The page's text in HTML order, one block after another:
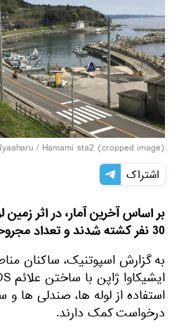
/ Hamami sta2 (cropped image)
اشتراک
بر اساس آخرین آمار، در اثر
30 نفر کشته شدند و تعداد مجروحان به ده ها تن می رسد.
به گزارش اسپوتنیک، ساکنان
استفاده از لوله ها، صندلی ها و
درخواست کمک دارند.